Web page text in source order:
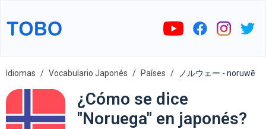
Idiomas Vocabulario Japonés Países ノルウェー - noruwē
¿Cómo se dice
"Noruega" en japonés?